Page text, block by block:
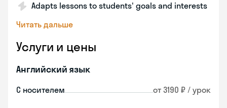
Adapts lessons to students' goals and interests
Читать дальше
Услуги и цены
Английский язык
С носителем от 3190 ₽ / урок